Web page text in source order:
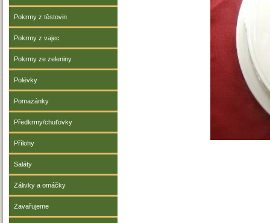
Pokrmy z těstovin
Pokrmy z vajec
Pokrmy ze zeleniny
Polévky
Pomazánky
Předkrmy/chuťovky
Přílohy
Saláty
Zálivky a omáčky
Zavařujeme